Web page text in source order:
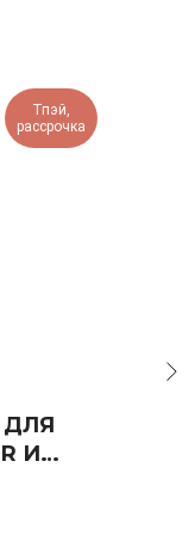
Тпэй,
рассрочка
И